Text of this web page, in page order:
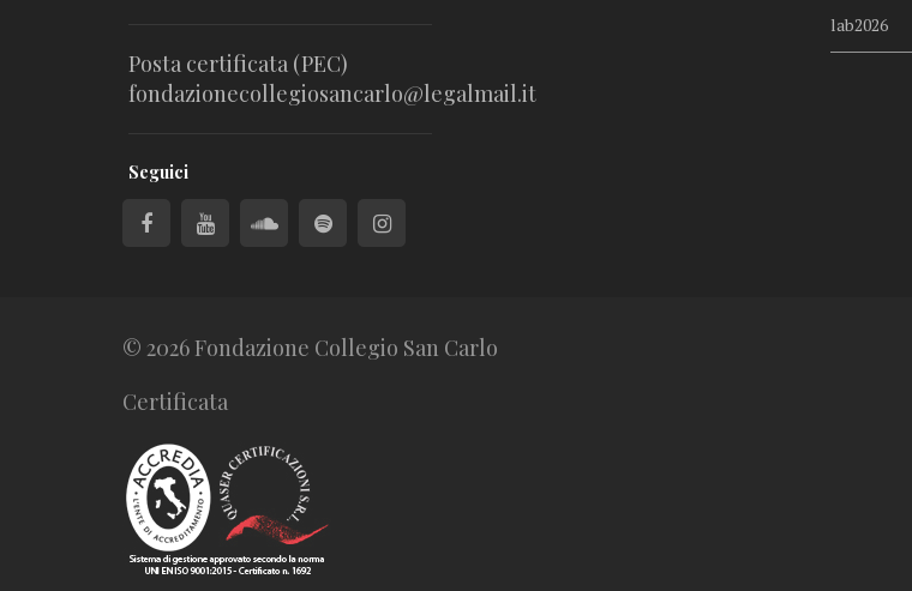
Posta certificata (PEC)
fondazionecollegiosancarlo@legalmail.it
Seguici
lab2026
© 2026 Fondazione Collegio San Carlo
Certificata